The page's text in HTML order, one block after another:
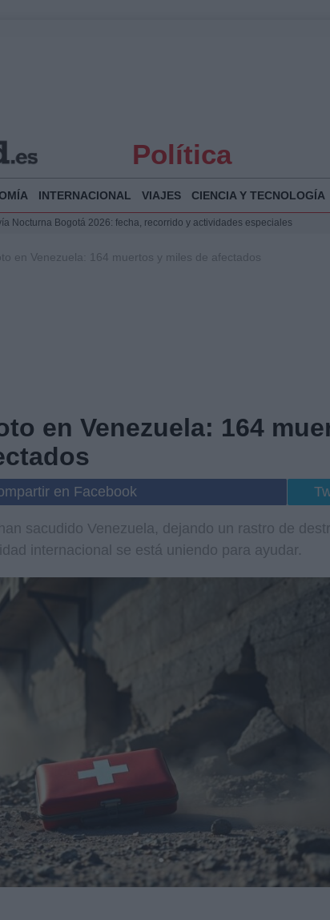
Política
INTERNACIONAL VIAJES CIENCIA Y TECNOLOGÍA
Nocturna Bogotá 2026: fecha, recorrido y actividades especiales
de la Illa Plana: Menorca apuesta por el deporte náutico sostenible
en Venezuela: 164 muertos y miles de afectados
en Venezuela: 164
en Facebook
sacudido Venezuela, dejando un rastro de
internacional se está uniendo para ayudar.